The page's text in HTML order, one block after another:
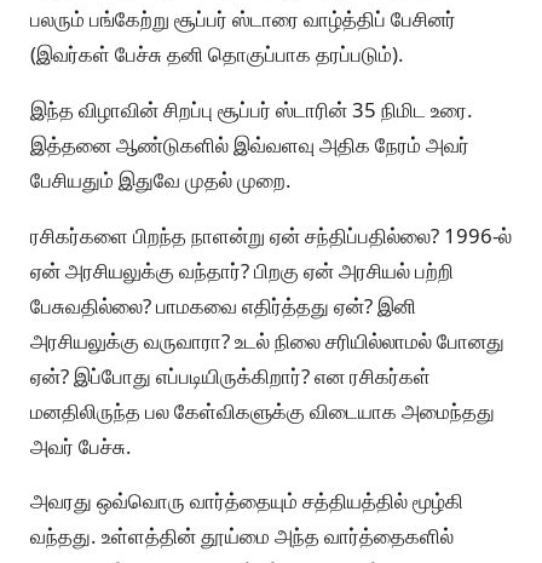
பலரும் பங்கேற்று சூப்பர் ஸ்டாரை வாழ்த்திப் பேசினர்
(இவர்கள் பேச்சு தனி தொகுப்பாக தரப்படும்).
இந்த விழாவின் சிறப்பு சூப்பர் ஸ்டாரின் 35 நிமிட உரை.
இத்தனை ஆண்டுகளில் இவ்வளவு அதிக நேரம் அவர்
பேசியதும் இதுவே முதல் முறை.
ரசிகர்களை பிறந்த நாளன்று ஏன் சந்திப்பதில்லை? 1996-ல்
ஏன் அரசியலுக்கு வந்தார்? பிறகு ஏன் அரசியல் பற்றி
பேசுவதில்லை? பாமகவை எதிர்த்தது ஏன்? இனி
அரசியலுக்கு வருவாரா? உடல் நிலை சரியில்லாமல் போனது
ஏன்? இப்போது எப்படியிருக்கிறார்? என ரசிகர்கள்
மனதிலிருந்த பல கேள்விகளுக்கு விடையாக அமைந்தது
அவர் பேச்சு.
அவரது ஒவ்வொரு வார்த்தையும் சத்தியத்தில் மூழ்கி
வந்தது. உள்ளத்தின் தூய்மை அந்த வார்த்தைகளில்